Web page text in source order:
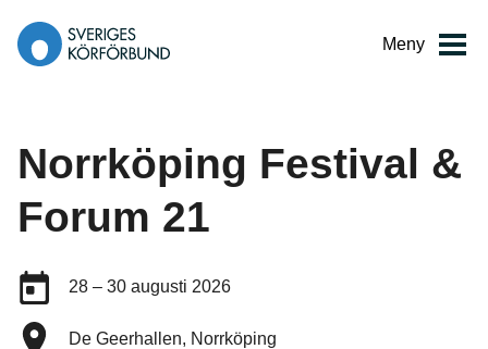
innehåll
Meny
Norrköping Festival &
Forum 21
Datum:
28 – 30 augusti 2026
Plats:
De Geerhallen, Norrköping